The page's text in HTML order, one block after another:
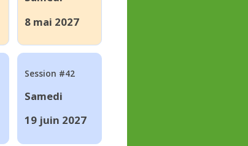
8 mai 2027
Session #42
Samedi
19 juin 2027